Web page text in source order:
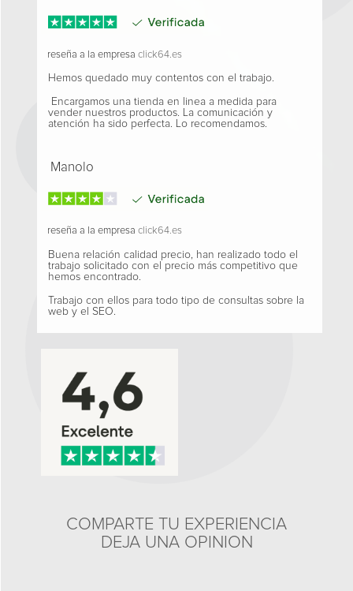
reseña a la empresa click64.es
Hemos quedado muy contentos con el trabajo.
Encargamos una tienda en linea a medida para
vender nuestros productos. La comunicación y
atención ha sido perfecta. Lo recomendamos.
Manolo
reseña a la empresa click64.es
Buena relación calidad precio, han realizado todo el
trabajo solicitado con el precio más competitivo que
hemos encontrado.
Trabajo con ellos para todo tipo de consultas sobre la
web y el SEO.
COMPARTE TU EXPERIENCIA
DEJA UNA OPINION